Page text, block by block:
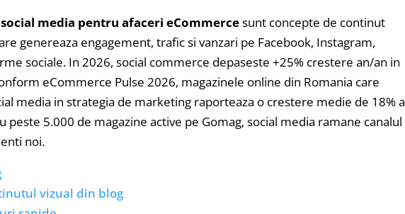
media pentru afaceri eCommercesunt concepte de continut
genereaza engagement, trafic si vanzari pe Facebook, Instagram,
sociale. In 2026, social commerce depaseste +25% crestere an/an in
eCommerce Pulse 2026, magazinele online din Romania care
media in strategia de marketing raporteaza o crestere medie de 18% a
peste 5.000 de magazine active pe Gomag, social media ramane canalul
noi.
vizual din blog